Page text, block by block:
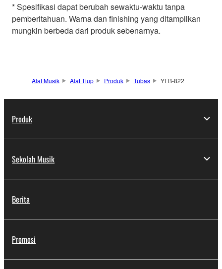
* Spesifikasi dapat berubah sewaktu-waktu tanpa
pemberitahuan. Warna dan finishing yang ditampilkan
mungkin berbeda dari produk sebenarnya.
Alat Musik Alat Tiup Produk Tubas YFB-822
Produk
Sekolah Musik
Berita
Promosi